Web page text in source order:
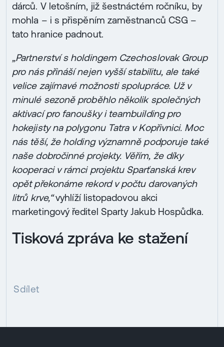
dárců. V letošním, již šestnáctém ročníku, by
mohla – i s přispěním zaměstnanců CSG –
tato hranice padnout.
„Partnerství s holdingem Czechoslovak Group
pro nás přináší nejen vyšší stabilitu, ale také
velice zajímavé možnosti spolupráce. Už v
minulé sezoně proběhlo několik společných
aktivací pro fanoušky i teambuilding pro
hokejisty na polygonu Tatra v Kopřivnici. Moc
nás těší, že holding významně podporuje také
naše dobročinné projekty. Věřím, že díky
kooperaci v rámci projektu Sparťanská krev
opět překonáme rekord v počtu darovaných
litrů krve,“vyhlíží listopadovou akci
marketingový ředitel Sparty Jakub Hospůdka.
Tisková zpráva ke stažení
Sdílet